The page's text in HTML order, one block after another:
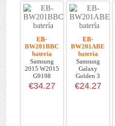
EB-
BW201BBC
batería
Samsung
2015 W2015
G9198
€34.27
EB-
BW201ABE
batería
Samsung
Galaxy
Golden 3
W2016
€24.27